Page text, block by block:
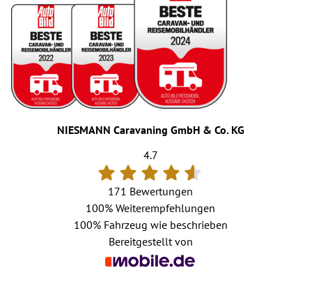
NIESMANN Caravaning GmbH & Co. KG
4.7
171 Bewertungen
100% Weiterempfehlungen
100%Fahrzeug wie beschrieben
Bereitgestellt von